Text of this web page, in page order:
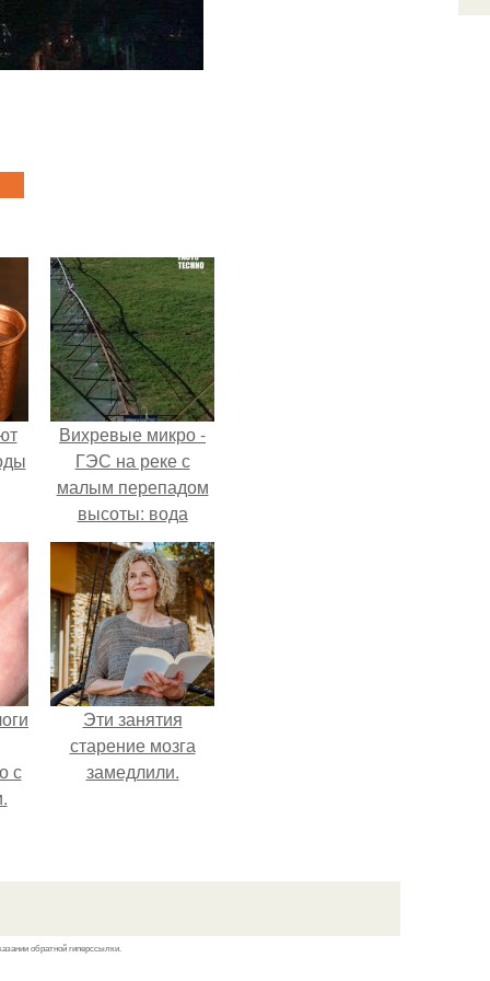
Вихревые микро -
ГЭС на реке с
малым перепадом
высоты: вода
закручивается в
бетонной камере и
вращает
вертикальную
турбину.
с
Эти занятия
старение мозга
замедлили.
обратной гиперссылки.